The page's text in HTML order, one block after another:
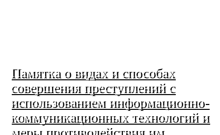
Памятка о видах и способах
совершения преступлений с
использованием информационно-
коммуникационных технологий и
меры противодействия им